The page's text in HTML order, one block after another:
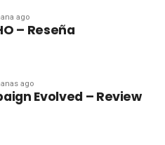
ago
– Reseña
ago
Evolved – Review